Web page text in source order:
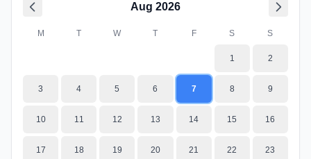
Aug 2026
M T W T F S S
1 2
3 4 5 6 7 8 9
10 11 12 13 14 15 16
17 18 19 20 21 22 23